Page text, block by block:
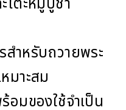
ำหรับถวายพระ
มาะสม
มของใช้จำเป็น